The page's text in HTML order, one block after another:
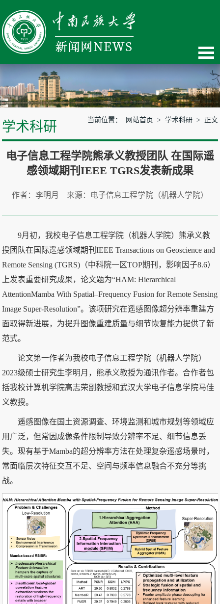
学术科研 当前位置： 网站首页 > 学术科研> 正文
电子信息工程学院熊承义教授团队 在国际遥
感领域期刊IEEE TGRS发表新成果
作者：李明月 来源：电子信息工程学院（机器人学院）
9月初，我校电子信息工程学院（机器人学院）熊承义教
授团队在国际遥感领域期刊IEEE Transactions on Geoscience and
Remote Sensing (TGRS)（中科院一区TOP期刊，影响因子8.6）
上发表重要研究成果，论文题为“HAM: Hierarchical
AttentionMamba With Spatial–Frequency Fusion for Remote Sensing
Image Super-Resolution”。该项研究在遥感图像超分辨率重建方
面取得新进展，为提升图像重建质量与细节恢复能力提供了新
范式。
论文第一作者为我校电子信息工程学院（机器人学院）
2023级硕士研究生李明月，熊承义教授为通讯作者。合作者包
括我校计算机学院高志荣副教授和武汉大学电子信息学院马佳
义教授。
遥感图像在国土资源调查、环境监测和城市规划等领域应
用广泛，但常因成像条件限制导致分辨率不足、细节信息丢
失。现有基于Mamba的超分辨率方法在处理复杂遥感场景时，
常面临层次特征交互不足、空间与频率信息融合不充分等挑
战。